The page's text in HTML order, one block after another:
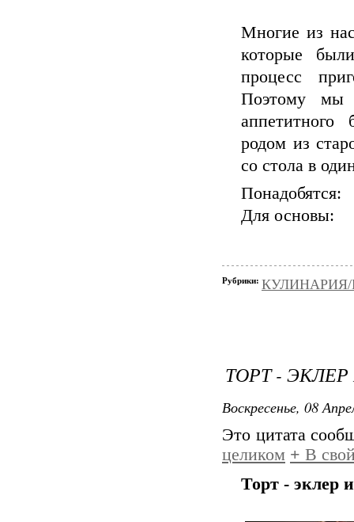
Многие из
которые
процесс
Поэтому мы
аппетитного
родом из
со стола в
Понадобятся:
Для основы:
Рубрики: КУЛИНАРИЯ/
ТОРТ -
Воскресенье, 08
Это цитата
целиком + В
Торт - эклер